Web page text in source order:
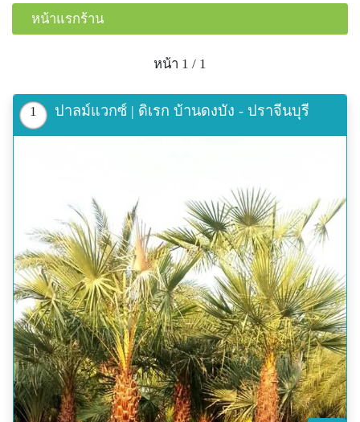
หน้าแรกร้าน
หน้า 1 / 1
1 ปาลม์แวกซ์ | ดิเรก บ้านดงบัง - ปราจีนบุรี